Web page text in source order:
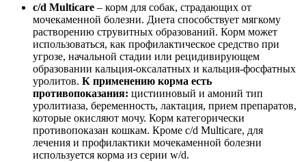
c/d Multicare – корм для собак, страдающих от
мочекаменной болезни. Диета способствует мягкому
растворению струвитных образований. Корм может
использоваться, как профилактическое средство при
угрозе, начальной стадии или рецидивирующем
образовании кальция-оксалатных и кальция-фосфатных
уролитов. К применению корма есть
противопоказания: цистииновый и амоний тип
уролитиаза, беременность, лактация, прием препаратов,
которые окисляют мочу. Корм категорически
противопоказан кошкам. Кроме c/d Multicare, для
лечения и профилактики мочекаменной болезни
используется корма из серии w/d.